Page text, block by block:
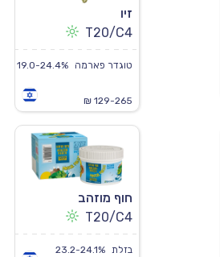
זיו
T20/C4
טוגדר פארמה 19.0-24.4%
129-265 ₪
חוף מוזהב
T20/C4
בזלת 23.2-24.1%